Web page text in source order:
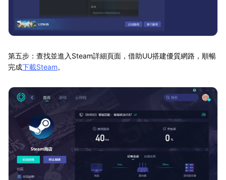
第五步：查找並進入Steam詳細頁面，借助UU搭建優質網路，順暢
完成下載Steam。